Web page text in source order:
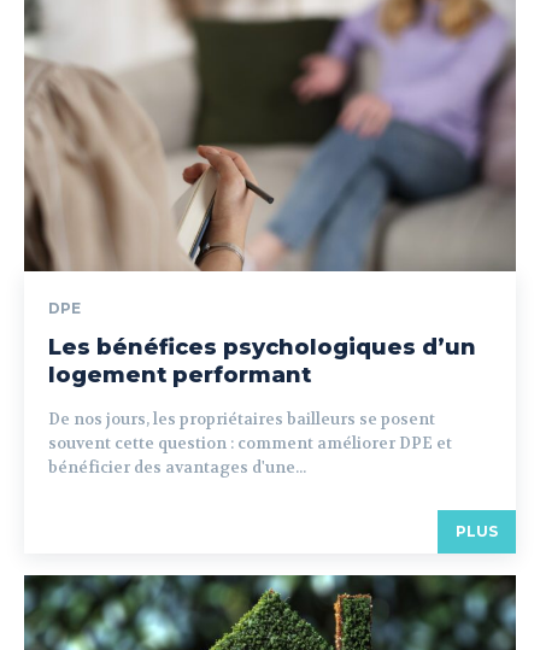
DPE
Les bénéfices psychologiques d’un
logement performant
De nos jours, les propriétaires bailleurs se posent
souvent cette question : comment améliorer DPE et
bénéficier des avantages d'une...
PLUS